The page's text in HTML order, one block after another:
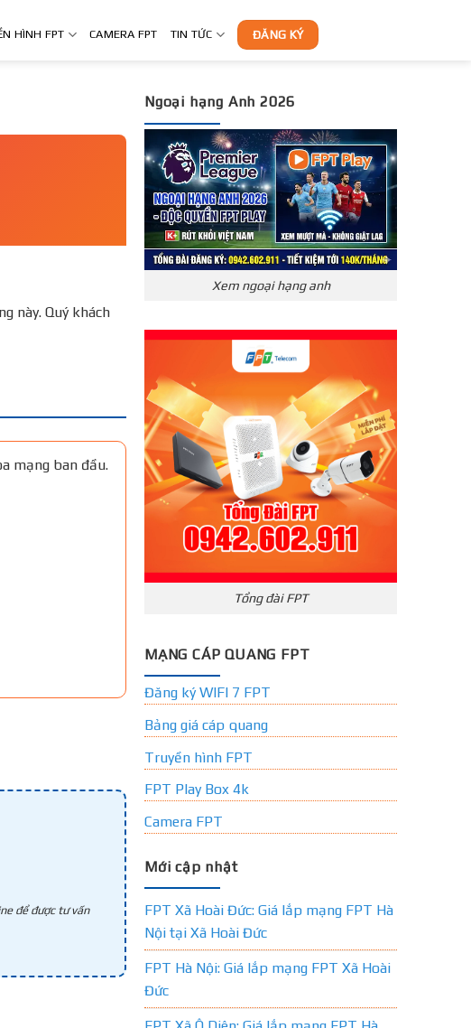
HÌNH FPT CAMERA FPT TIN TỨC ĐĂNG KÝ
này. Quý khách
mạng ban đầu.
để được tư vấn
Ngoại hạng Anh 2026
Xem ngoại hạng anh
Tổng đài FPT
MẠNG CÁP QUANG FPT
Đăng ký WIFI 7 FPT
Bảng giá cáp quang
Truyền hình FPT
FPT Play Box 4k
Camera FPT
Mới cập nhật
FPT Xã Hoài Đức: Giá lắp mạng FPT Hà
Nội tại Xã Hoài Đức
FPT Hà Nội: Giá lắp mạng FPT Xã Hoài
Đức